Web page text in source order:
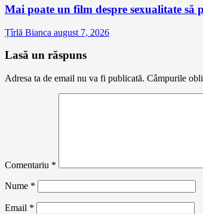
Mai poate un film despre sexualitate
Țîrlă Bianca august 7, 2026
Lasă un răspuns
Adresa ta de email nu va fi publicată. Câmpurile
Comentariu *
Nume *
Email *